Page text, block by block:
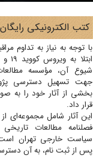
کتب الکترونیکی رایگان
با توجه به نیاز به تداوم
شیوع آن، مؤسسه
جهت تسهیل دسترسی
بخشی از آثار خود را به
قرار داد.
این آثار شامل مجموعه‌ای
فصلنامه‌ مطالعات
سیاست خارجی تهران است
پس از ثبت نام، به آن